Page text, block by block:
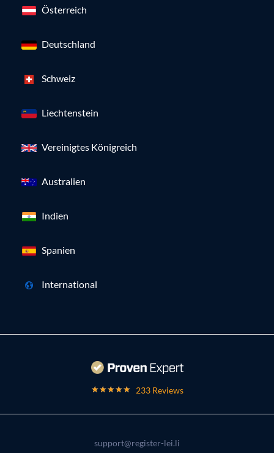
Österreich
Deutschland
Schweiz
Liechtenstein
Vereinigtes Königreich
Australien
Indien
Spanien
International
233 Reviews
support@register-lei.li